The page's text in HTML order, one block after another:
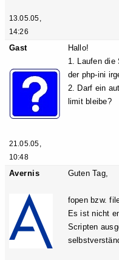
13.05.05,
14:26
Gast
21.05.05,
10:48
Hallo!
1. Laufen die
der php-ini
2. Darf ein
limit bleibe?
Avernis Guten Tag,
fopen bzw.
Es ist nicht
Scripten